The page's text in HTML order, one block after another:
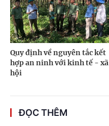
Quy định về nguyên tắc kết
hợp an ninh với kinh tế - xã
hội
ĐỌC THÊM